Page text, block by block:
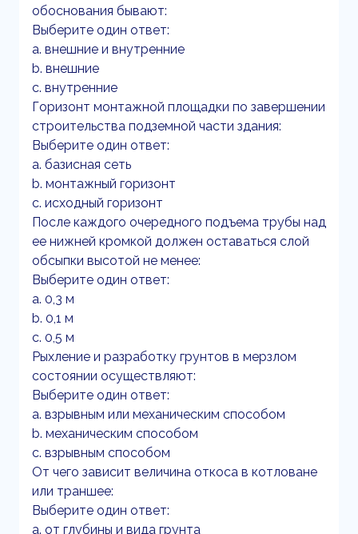
обоснования бывают:
Выберите один ответ:
a. внешние и внутренние
b. внешние
c. внутренние
Горизонт монтажной площадки по завершении
строительства подземной части здания:
Выберите один ответ:
a. базисная сеть
b. монтажный горизонт
c. исходный горизонт
После каждого очередного подъема трубы над
ее нижней кромкой должен оставаться слой
обсыпки высотой не менее:
Выберите один ответ:
a. 0,3 м
b. 0,1 м
c. 0,5 м
Рыхление и разработку грунтов в мерзлом
состоянии осуществляют:
Выберите один ответ:
a. взрывным или механическим способом
b. механическим способом
c. взрывным способом
От чего зависит величина откоса в котловане
или траншее:
Выберите один ответ:
a. от глубины и вида грунта